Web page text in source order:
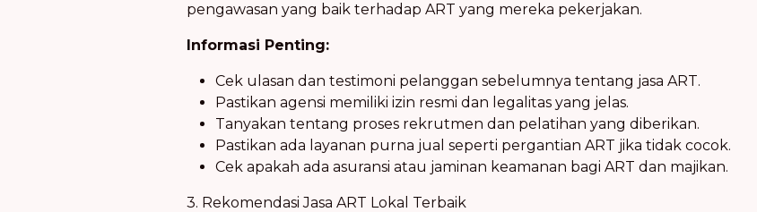
pengawasan yang baik terhadap ART yang mereka pekerjakan.
Informasi Penting:
Cek ulasan dan testimoni pelanggan sebelumnya tentang jasa ART.
Pastikan agensi memiliki izin resmi dan legalitas yang jelas.
Tanyakan tentang proses rekrutmen dan pelatihan yang diberikan.
Pastikan ada layanan purna jual seperti pergantian ART jika tidak cocok.
Cek apakah ada asuransi atau jaminan keamanan bagi ART dan majikan.
3. Rekomendasi Jasa ART Lokal Terbaik